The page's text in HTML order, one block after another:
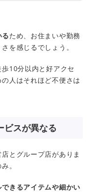
ため、お住まいや勤務
を感じるでしょう。
10分以内と好アクセ
人はそれほど不便さは
ビスが異なる
とグループ店がありま
。
きるアイテムや細かい